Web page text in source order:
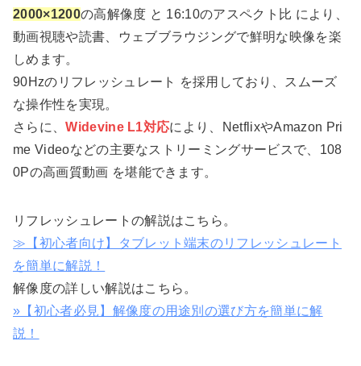
2000×1200の高解像度 と 16:10のアスペクト比 により、
動画視聴や読書、ウェブブラウジングで鮮明な映像を楽
しめます。
90Hzのリフレッシュレート を採用しており、スムーズ
な操作性を実現。
さらに、Widevine L1対応により、NetflixやAmazon Pri
me Videoなどの主要なストリーミングサービスで、108
0Pの高画質動画 を堪能できます。
リフレッシュレートの解説はこちら。
≫【初心者向け】タブレット端末のリフレッシュレート
を簡単に解説！
解像度の詳しい解説はこちら。
»【初心者必見】解像度の用途別の選び方を簡単に解
説！